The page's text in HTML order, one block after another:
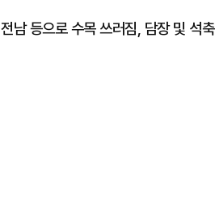
남 등으로 수목 쓰러짐, 담장 및 석축